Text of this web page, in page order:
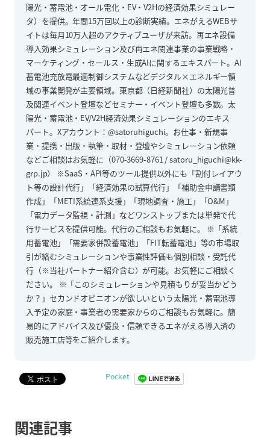
陽光・蓄電池・オール電化・EV・V2Hの経済効果シミュレー
タ）を提供。年間15万回以上の診断実績。エネがえるWEBサ
イトは毎月10万人超のアクティブユーザが来訪。再エネ設備
導入効果シミュレーション及び再エネ関連事業の事業戦略・
マーケティング・セールス・生成AIに関するエキスパート。AI
蓄電池充放電最適制御システムなどデジタル×エネルギー領
域の事業開発が主要領域。東京都（日経新聞社）の太陽光普
及関連イベント登壇などセミナー・イベント登壇も多数。太
陽光・蓄電池・EV/V2H経済効果シミュレーションのエキス
パート。Xアカウント：@satoruhiguchi。お仕事・新規事
業・提携・出版・執筆・取材・登壇やシミュレーション依頼
などご相談はお気軽に（070-3669-8761 / satoru_higuchi@kk-
grp.jp） ※SaaS・API等のツール提供以外にも「割付レイアウ
ト等の設計代行」「経済効果の試算代行」「補助金申請書類
作成」「METI系統連系支援」「現地調査・施工」「O&M」
「電力データ監視・計測」などワンストップまたは単発で代
行サービスを提供可能。代行のご相談もお気軽に。 ※「系統
用蓄電池」「需要家併設蓄電池」「FIT転蓄電池」等の市場取
引が絡むシミュレーションや事業性評価も個別相談・受託代
行（※当社パートナー紹介含む）が可能。お気軽にご相談く
ださい。 ※「このシミュレーションや見積もりが妥当かどう
か？」セカンドオピニオンが欲しいという太陽光・蓄電池導
入予定の家庭・事業者の需要家からのご相談もお気軽に。簡
易的にアドバイス及び優良・信頼できるエネがえる導入済の
販売施工店等をご紹介します。
Pocket
関連記事